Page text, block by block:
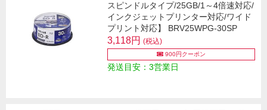
スピンドルタイプ/25GB/1～4倍速対応/
インクジェットプリンター対応/ワイド
プリント対応】 BRV25WPG-30SP
3,118円 (税込)
900円クーポン
発送目安：3営業日